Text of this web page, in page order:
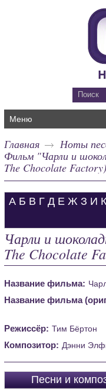
Меню
Главная
Ноты
Фильм "Чарли и
The Chocolate
А Б В Г Д Е Ж З И К
Чарли и
The Chocolate
Название фильма:
Название фильма
Режиссёр: Тим Бёртон
Композитор: Дэнни
Песни и